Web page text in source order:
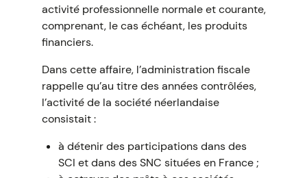
activité professionnelle normale et courante,
comprenant, le cas échéant, les produits
financiers.
Dans cette affaire, l’administration fiscale
rappelle qu’au titre des années contrôlées,
l’activité de la société néerlandaise
consistait :
à détenir des participations dans des
SCI et dans des SNC situées en France ;